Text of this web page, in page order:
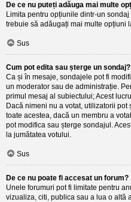
De ce nu puteți adăuga mai multe
Limita pentru opțiunile dintr-un
trebuie să adăugați mai multe opțiuni
Sus
Cum pot edita sau șterge un sondaj?
Ca și în mesaje, sondajele pot fi
un moderator sau de administrație.
primul mesaj al subiectului; Acest
Dacă nimeni nu a votat, utilizatorii
toate acestea, dacă un membru a
pot modifica sau șterge sondajul.
la jumătatea votului.
Sus
De ce nu poate fi accesat un forum?
Unele forumuri pot fi limitate pentru
vizualiza, citi, publica sau a lua o altă